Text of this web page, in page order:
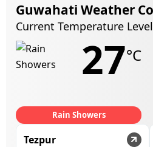
Guwahati Weather
Current Temperature Level
27°C
Rain Showers
Tezpur